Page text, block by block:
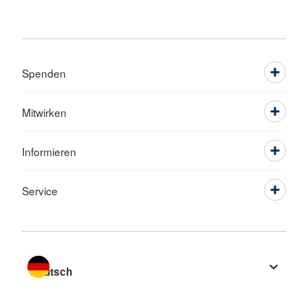
Spenden
Mitwirken
Informieren
Service
Sprache wechseln zu